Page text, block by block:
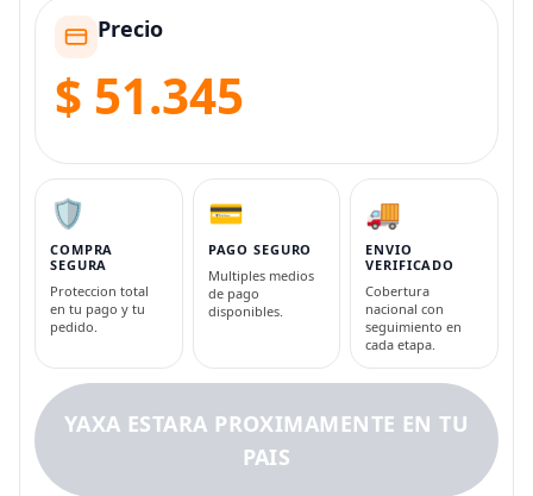
Precio
$ 51.345
🛡️
COMPRA
SEGURA
Proteccion total
en tu pago y tu
pedido.
💳
PAGO SEGURO
Multiples medios
de pago
disponibles.
🚚
ENVIO
VERIFICADO
Cobertura
nacional con
seguimiento en
cada etapa.
YAXA ESTARA PROXIMAMENTE EN TU
PAIS